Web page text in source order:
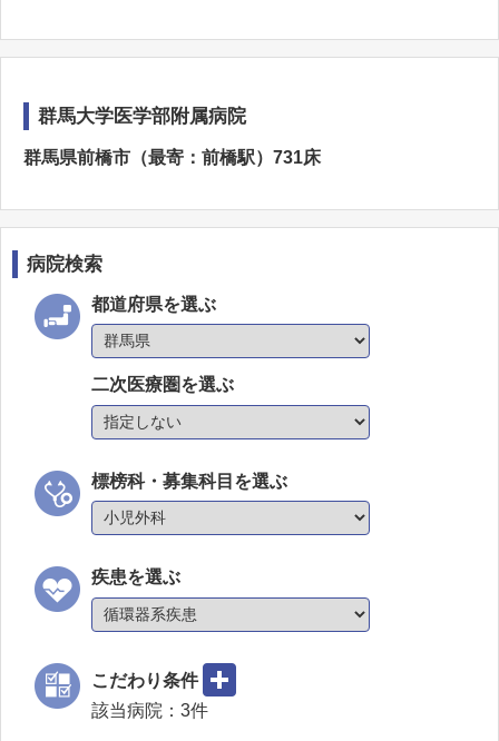
群馬大学医学部附属病院
群馬県前橋市（最寄：前橋駅）731床
病院検索
都道府県を選ぶ
二次医療圏を選ぶ
標榜科・募集科目を選ぶ
疾患を選ぶ
こだわり条件
該当病院： 3件